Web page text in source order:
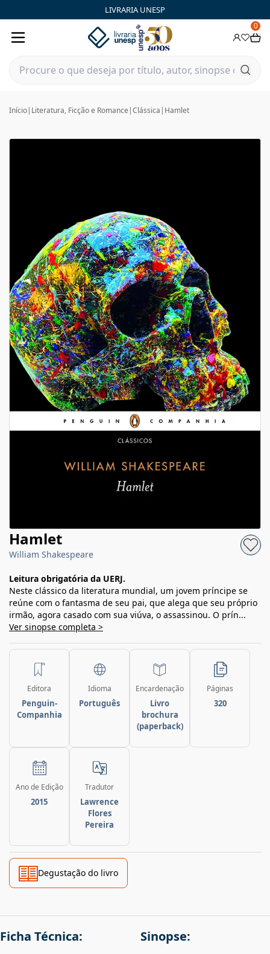
LIVRARIA UNESP
0
Início| Literatura, Ficção e Romance |Clássica | Hamlet
Hamlet
William Shakespeare
Leitura obrigatória da UERJ.
Neste clássico da literatura mundial, um jovem príncipe se
reúne com o fantasma de seu pai, que alega que seu próprio
irmão, agora casado com sua viúva, o assassinou. O prín...
Ver sinopse completa >
Editora
Penguin-
Companhia
Idioma
Português
Encardenação
Livro
brochura
(paperback)
Páginas
320
Ano de Edição
2015
Tradutor
Lawrence
Flores
Pereira
Degustação do livro
Ficha Técnica: Sinopse: